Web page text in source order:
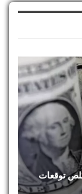
توقعات